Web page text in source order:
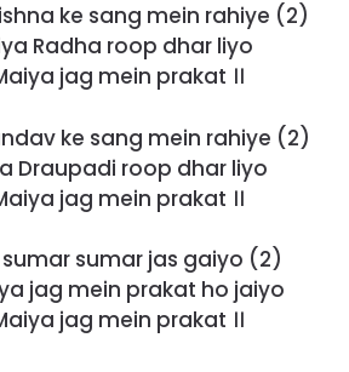
ke sang mein rahiye (2)
Radha roop dhar liyo
jag mein prakat ।।
ke sang mein rahiye (2)
Draupadi roop dhar liyo
jag mein prakat ।।
sumar sumar jas gaiyo (2)
jag mein prakat ho jaiyo
jag mein prakat ।।